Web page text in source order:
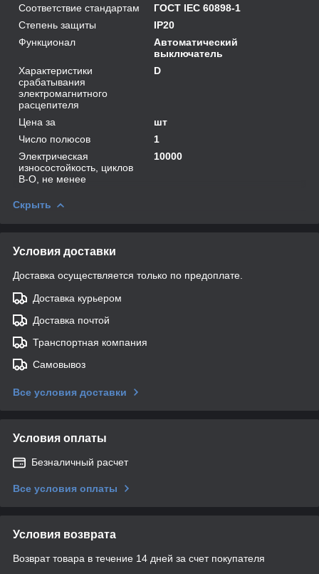
Соответствие стандартам
ГОСТ IEC 60898-1
Степень защиты
IP20
Функционал
Автоматический
выключатель
Характеристики
срабатывания
электромагнитного
расцепителя
D
Цена за
шт
Число полюсов
1
Электрическая
износостойкость, циклов
В-О, не менее
10000
Скрыть
Условия доставки
Доставка осуществляется только по предоплате.
Доставка курьером
Доставка почтой
Транспортная компания
Самовывоз
Все условия доставки
Условия оплаты
Безналичный расчет
Все условия оплаты
Условия возврата
Возврат товара в течение 14 дней за счет покупателя